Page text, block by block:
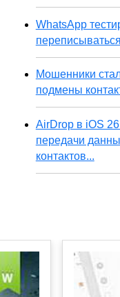
WhatsApp
Мошенники
подмены
AirDrop в iOS
передачи
контактов...